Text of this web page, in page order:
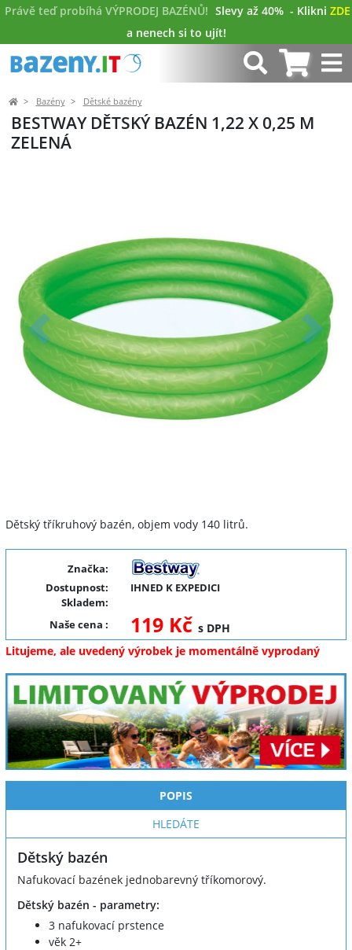
Právě teď probíhá VÝPRODEJ BAZÉNŮ! Slevy až 40% - Klikni ZDE
a nenech si to ujít!
Bazény Dětské bazény
BESTWAY DĚTSKÝ BAZÉN 1,22 X 0,25 M
ZELENÁ
Předchozí Další
Dětský tříkruhový bazén, objem vody 140 litrů.
Značka:
Dostupnost:
IHNED K EXPEDICI
Skladem:
Naše cena : 119 Kč s DPH
Litujeme, ale uvedený výrobek je momentálně vyprodaný
POPIS
HLEDÁTE
Dětský bazén
Nafukovací bazének jednobarevný tříkomorový.
Dětský bazén - parametry:
3 nafukovací prstence
věk 2+